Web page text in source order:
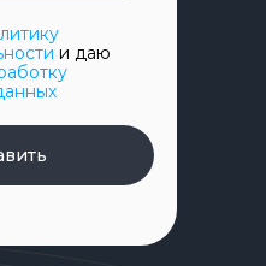
и даю